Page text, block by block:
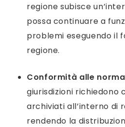
regione subisce
possa continuare a
problemi eseguendo il
regione.
Conformità alle
giurisdizioni richiedono
archiviati all’interno di
rendendo la